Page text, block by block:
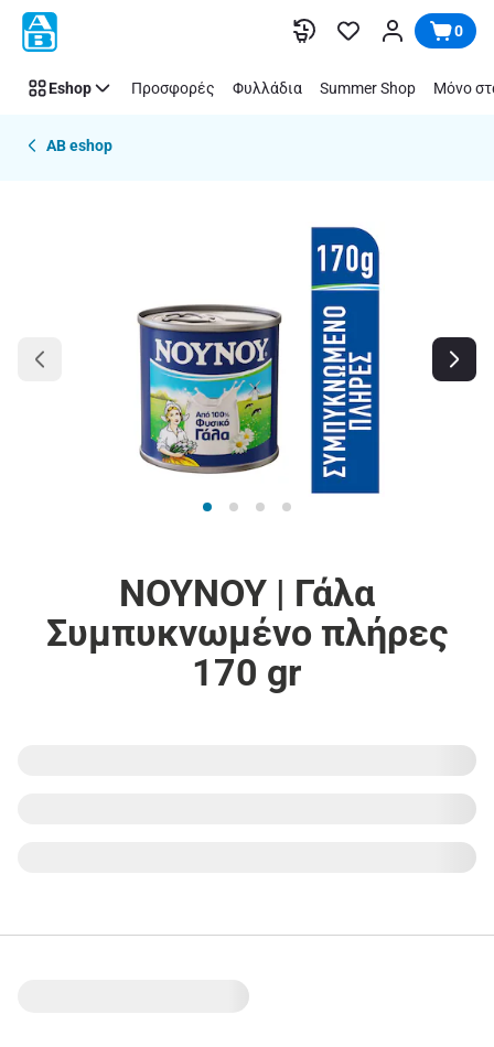
Παράλειψη 0
Eshop Προσφορές Φυλλάδια Summer Shop Μόνο
AB eshop
ΝΟΥΝΟΥ | Γάλα
Συμπυκνωμένο πλήρες
170 gr